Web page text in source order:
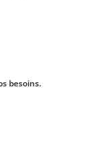
besoins.